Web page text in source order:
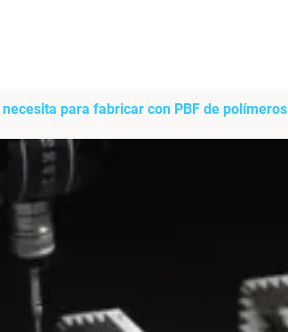
para fabricar con PBF de polímeros